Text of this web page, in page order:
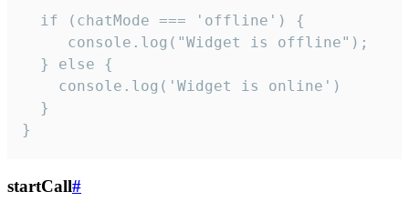
  if (chatMode === 'offline') {
     console.log("Widget is offline");
  } else {
    console.log('Widget is online')
  }
}
startCall#